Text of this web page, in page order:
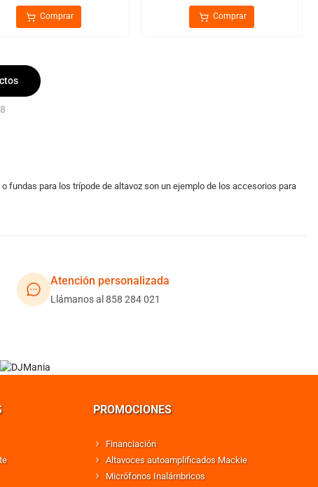
Comprar Comprar
fundas para los trípode de altavoz son un ejemplo de los accesorios para
Atención personalizada
Llámanos al 858 284 021
PROMOCIONES
Financiación
Altavoces autoamplificados Mackie
Micrófonos Inalámbricos